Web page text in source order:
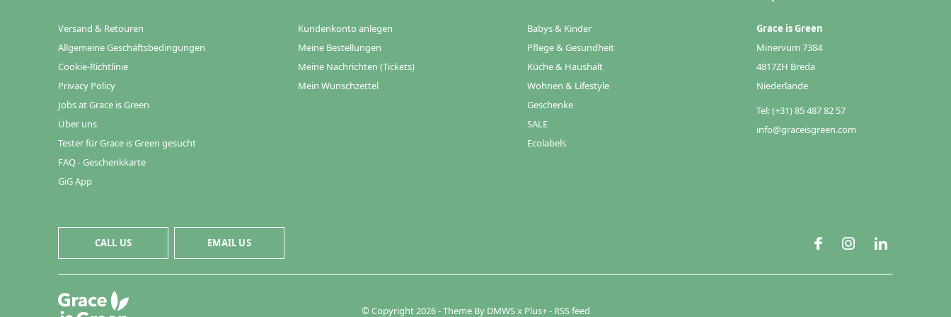
Versand & Retouren
Allgemeine Geschäftsbedingungen
Cookie-Richtlinie
Privacy Policy
Jobs at Grace is Green
Über uns
Tester für Grace is Green gesucht
FAQ - Geschenkkarte
GiG App
Kundenkonto anlegen
Meine Bestellungen
Meine Nachrichten (Tickets)
Mein Wunschzettel
Babys & Kinder
Pflege & Gesundheit
Küche & Haushalt
Wohnen & Lifestyle
Geschenke
SALE
Ecolabels
Grace is Green
Minervum 7384
4817ZH Breda
Niederlande
Tel: (+31) 85 487 82 57
info@graceisgreen.com
CALL US EMAIL US
© Copyright2026- Theme By DMWSx Plus+- RSS feed